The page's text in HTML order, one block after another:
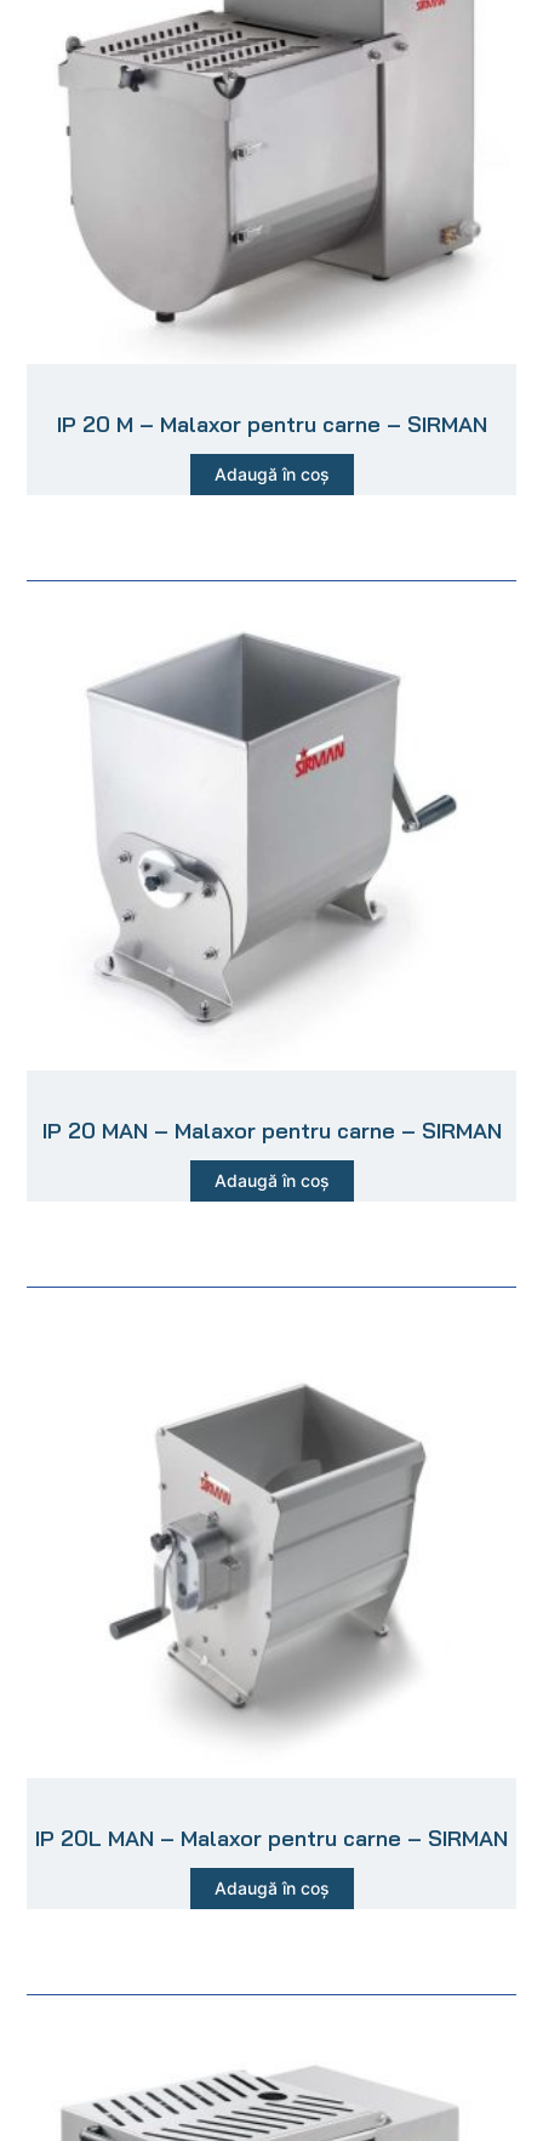
IP 20 M – Malaxor pentru carne – SIRMAN
Adaugă în coș
IP 20 MAN – Malaxor pentru carne – SIRMAN
Adaugă în coș
IP 20L MAN – Malaxor pentru carne – SIRMAN
Adaugă în coș